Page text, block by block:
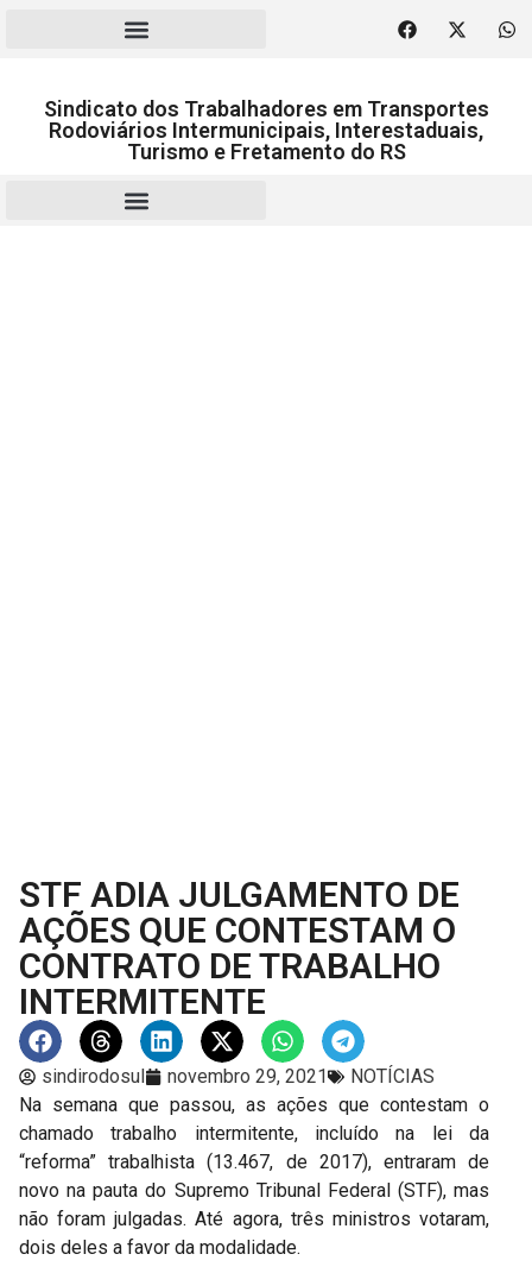
Sindicato dos Trabalhadores em Transportes
Rodoviários Intermunicipais, Interestaduais,
Turismo e Fretamento do RS
STF ADIA JULGAMENTO DE
AÇÕES QUE CONTESTAM O
CONTRATO DE TRABALHO
INTERMITENTE
sindirodosul novembro 29, 2021
NOTÍCIAS
Na semana que passou, as ações que contestam o
chamado trabalho intermitente, incluído na lei da
“reforma” trabalhista (13.467, de 2017), entraram de
novo na pauta do Supremo Tribunal Federal (STF), mas
não foram julgadas. Até agora, três ministros votaram,
dois deles a favor da modalidade.